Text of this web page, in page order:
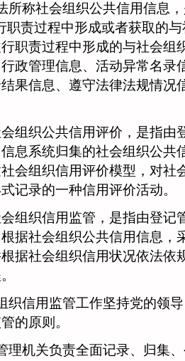
登
所称社会组织公共信用信息
职责过程中形成或者获取的
职责过程中形成的与社会
政管理信息、活动异常名
果信息、遵守法律法规情
织公共信用评价，是指由
息系统归集的社会组织公
会组织信用评价模型，对
记录的一种信用评价活动。
织信用监管，是指由登记
据社会组织公共信用信息
据社会组织信用状况依法
织信用监管工作坚持党的领
的原则。
理机关负责全面记录、归集